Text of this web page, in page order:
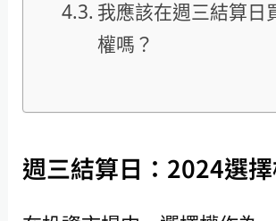
我應該在週三結算日
權嗎？
週三結算日：2024選